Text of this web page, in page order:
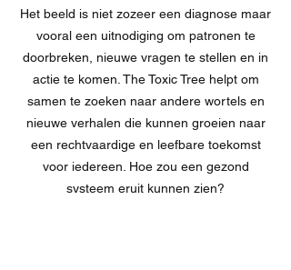
Het beeld is niet zozeer een diagnose maar
vooral een uitnodiging om patronen te
doorbreken, nieuwe vragen te stellen en in
actie te komen. The Toxic Tree helpt om
samen te zoeken naar andere wortels en
nieuwe verhalen die kunnen groeien naar
een rechtvaardige en leefbare toekomst
voor iedereen. Hoe zou een gezond
systeem eruit kunnen zien?